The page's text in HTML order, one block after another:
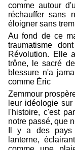
comme autour
réchauffer sans
éloigner sans
Au fond de ce
traumatisme
Révolution. Elle
trône, le sacré
blessure n'a
comme Éric
Zemmour
leur idéologie
l'histoire, c'est
notre passé, que
Il y a des pays
lanterne,